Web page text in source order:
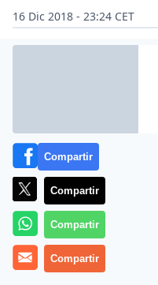
16 Dic 2018 - 23:24 CET
Archivado en: ALFONSO USSÍA
Compartir
Compartir
Compartir
Compartir